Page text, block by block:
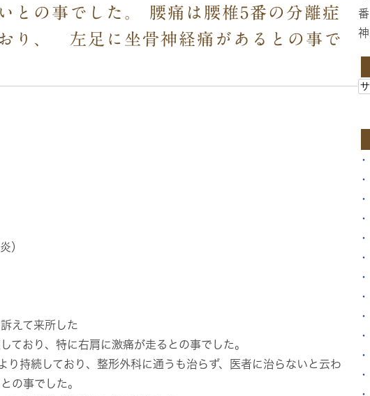
との事でした。 腰痛は腰椎5番の分離症
り、 左足に坐骨神経痛があるとの事で
）
えて来所した
ており、特に右肩に激痛が走るとの事でした。
り持続しており、整形外科に通うも治らず、医者に治らないと云わ
の事でした。